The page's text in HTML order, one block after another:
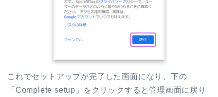
これでセットアップが完了した画面になり、下の
「Complete setup」をクリックすると管理画面に戻り